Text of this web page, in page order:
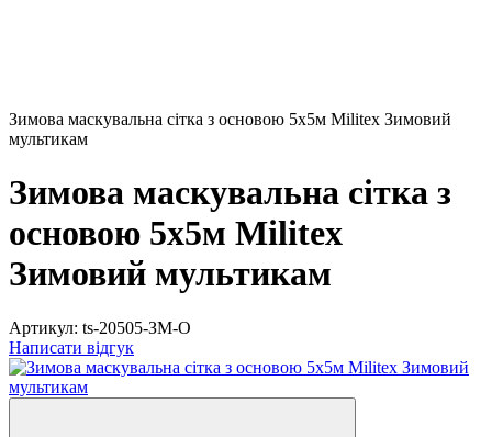
Зимова маскувальна сітка з основою 5х5м Militex Зимовий
мультикам
Зимова маскувальна сітка з
основою 5х5м Militex
Зимовий мультикам
Артикул: ts-20505-ЗМ-О
Написати відгук